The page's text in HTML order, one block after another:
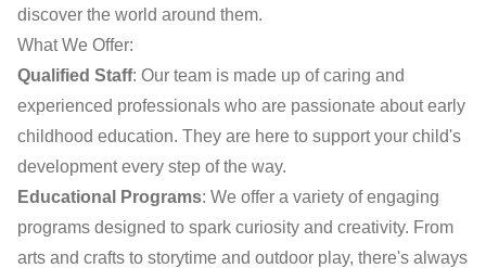
discover the world around them.
What We Offer:
Qualified Staff: Our team is made up of caring and
experienced professionals who are passionate about early
childhood education. They are here to support your child's
development every step of the way.
Educational Programs: We offer a variety of engaging
programs designed to spark curiosity and creativity. From
arts and crafts to storytime and outdoor play, there's always